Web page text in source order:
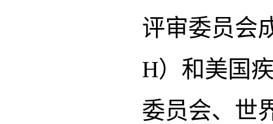
评审委员会
H）和美国
委员会、世